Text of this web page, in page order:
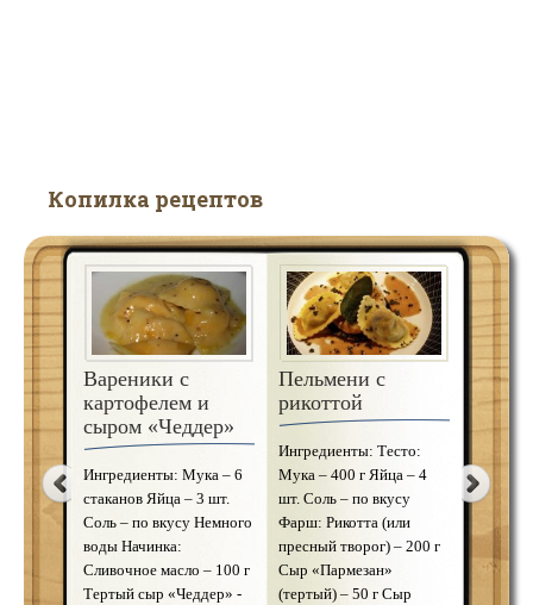
Копилка рецептов
Вареники с
картофелем и
сыром «Чеддер»
Ингредиенты: Мука – 6
стаканов Яйца – 3 шт.
Соль – по вкусу Немного
воды Начинка:
Сливочное масло – 100 г
Тертый сыр «Чеддер» -
Клецки сухарные
в сметане
Ингредиенты:
Пшеничный хлеб – 200г
Молоко – 100-150мл
Мука – 50г Яйца – 1 шт.
Сливочное масло – 20г
Сметана – 80г
Панировочные сухари –
Пельмени с
рикоттой
Ингредиенты: Тесто:
Мука – 400 г Яйца – 4
шт. Соль – по вкусу
Фарш: Рикотта (или
пресный творог) – 200 г
Сыр «Пармезан»
(тертый) – 50 г Сыр
Берем